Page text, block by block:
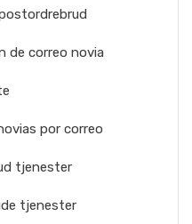
de correo novia
por correo
tjenester
tjenester